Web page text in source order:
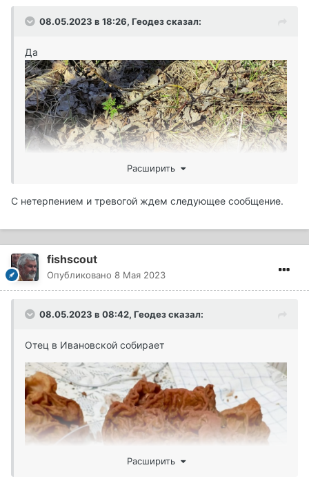
08.05.2023 в 18:26, Геодезсказал:
Да
Сегодня в Карелии впервые набрали строчков. Прям
такое детское счастье.
Самый около пол кило))
Расширить
С нетерпением и тревогой ждем следующее сообщение.
fishscout
Опубликовано 8 Мая 2023
08.05.2023 в 08:42, Геодезсказал:
Отец в Ивановской собирает
Расширить